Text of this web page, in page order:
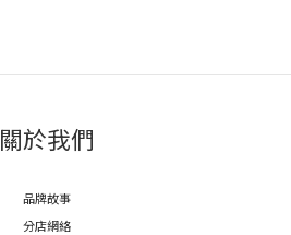
關於我們
品牌故事
分店網絡